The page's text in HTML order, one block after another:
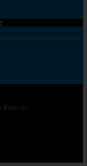
Réservés